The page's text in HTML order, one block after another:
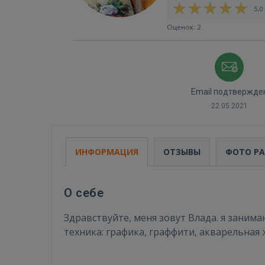
5,0
Оценок: 2
Email
22.05.2021
ИНФОРМАЦИЯ ОТЗЫВЫ ФОТО
О себе
Здравствуйте, меня зовут Влада. я
техника: графика, граффити, акварельная